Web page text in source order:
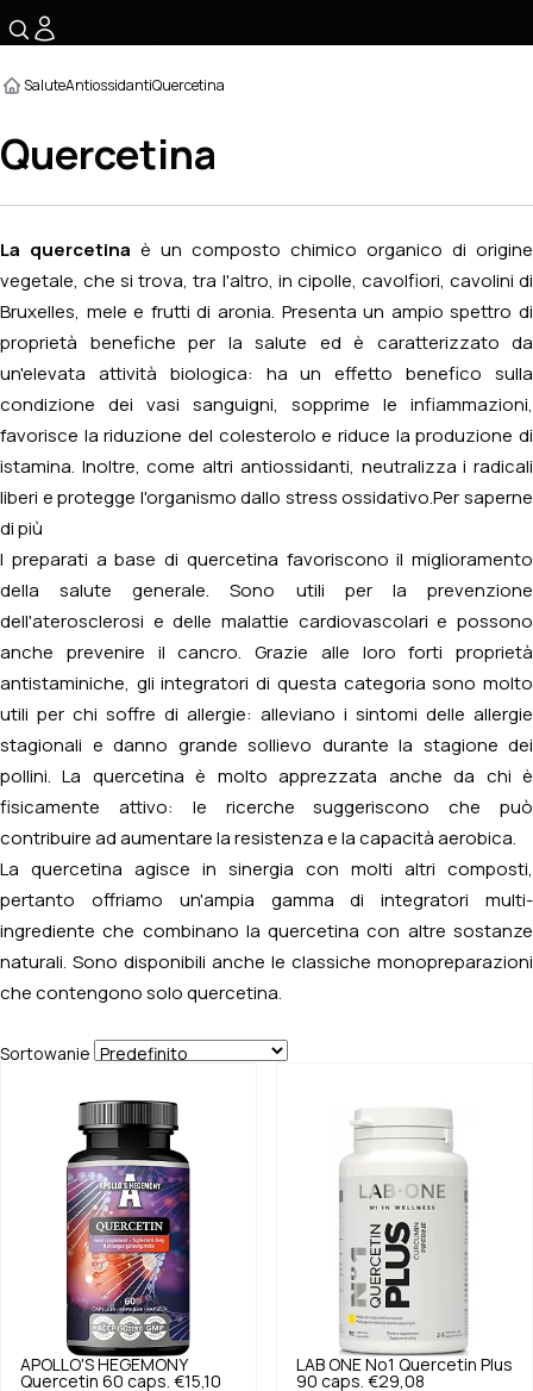
SaluteAntiossidantiQuercetina
Quercetina
La quercetina è un composto chimico organico di origine
vegetale, che si trova, tra l'altro, in cipolle, cavolfiori, cavolini di
Bruxelles, mele e frutti di aronia. Presenta un ampio spettro di
proprietà benefiche per la salute ed è caratterizzato da
un'elevata attività biologica: ha un effetto benefico sulla
condizione dei vasi sanguigni, sopprime le infiammazioni,
favorisce la riduzione del colesterolo e riduce la produzione di
istamina. Inoltre, come altri antiossidanti, neutralizza i radicali
liberi e protegge l'organismo dallo stress ossidativo.Per saperne
di più
I preparati a base di quercetina favoriscono il miglioramento
della salute generale. Sono utili per la prevenzione
dell'aterosclerosi e delle malattie cardiovascolari e possono
anche prevenire il cancro. Grazie alle loro forti proprietà
antistaminiche, gli integratori di questa categoria sono molto
utili per chi soffre di allergie: alleviano i sintomi delle allergie
stagionali e danno grande sollievo durante la stagione dei
pollini. La quercetina è molto apprezzata anche da chi è
fisicamente attivo: le ricerche suggeriscono che può
contribuire ad aumentare la resistenza e la capacità aerobica.
La quercetina agisce in sinergia con molti altri composti,
pertanto offriamo un'ampia gamma di integratori multi-
ingrediente che combinano la quercetina con altre sostanze
naturali. Sono disponibili anche le classiche monopreparazioni
che contengono solo quercetina.
Sortowanie
APOLLO'S HEGEMONY
Quercetin 60 caps. €15,10
LAB ONE No1 Quercetin Plus
90 caps. €29,08